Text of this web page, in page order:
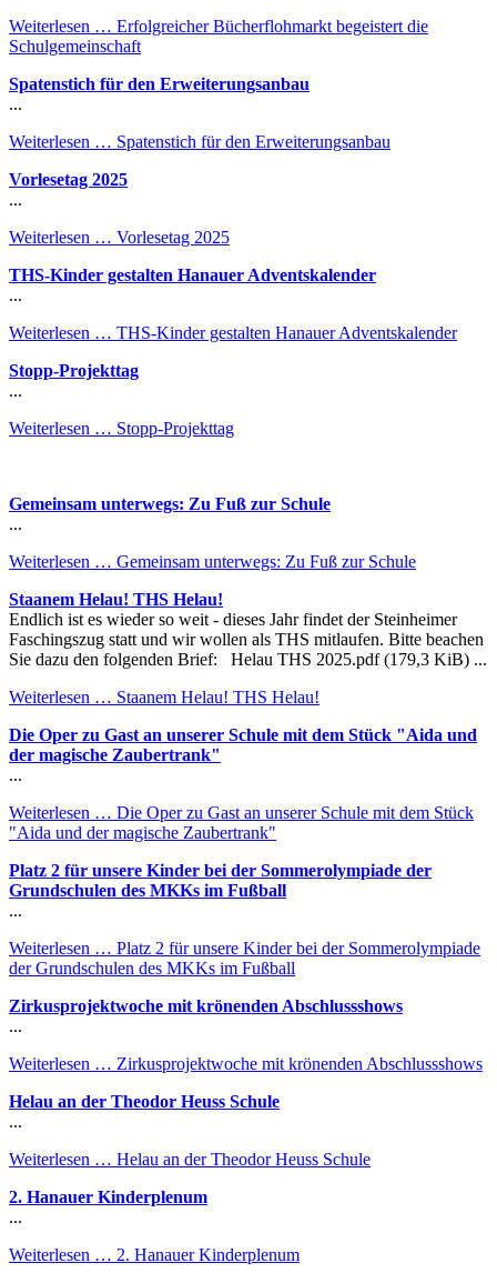
Weiterlesen … Erfolgreicher Bücherflohmarkt begeistert die
Schulgemeinschaft
Spatenstich für den Erweiterungsanbau
...
Weiterlesen … Spatenstich für den Erweiterungsanbau
Vorlesetag 2025
...
Weiterlesen … Vorlesetag 2025
THS-Kinder gestalten Hanauer Adventskalender
...
Weiterlesen … THS-Kinder gestalten Hanauer Adventskalender
Stopp-Projekttag
...
Weiterlesen … Stopp-Projekttag
Gemeinsam unterwegs: Zu Fuß zur Schule
...
Weiterlesen … Gemeinsam unterwegs: Zu Fuß zur Schule
Staanem Helau! THS Helau!
Endlich ist es wieder so weit - dieses Jahr findet der Steinheimer
Faschingszug statt und wir wollen als THS mitlaufen. Bitte beachen
Sie dazu den folgenden Brief: Helau THS 2025.pdf (179,3 KiB) ...
Weiterlesen … Staanem Helau! THS Helau!
Die Oper zu Gast an unserer Schule mit dem Stück "Aida und
der magische Zaubertrank"
...
Weiterlesen … Die Oper zu Gast an unserer Schule mit dem Stück
"Aida und der magische Zaubertrank"
Platz 2 für unsere Kinder bei der Sommerolympiade der
Grundschulen des MKKs im Fußball
...
Weiterlesen … Platz 2 für unsere Kinder bei der Sommerolympiade
der Grundschulen des MKKs im Fußball
Zirkusprojektwoche mit krönenden Abschlussshows
...
Weiterlesen … Zirkusprojektwoche mit krönenden Abschlussshows
Helau an der Theodor Heuss Schule
...
Weiterlesen … Helau an der Theodor Heuss Schule
2. Hanauer Kinderplenum
...
Weiterlesen … 2. Hanauer Kinderplenum